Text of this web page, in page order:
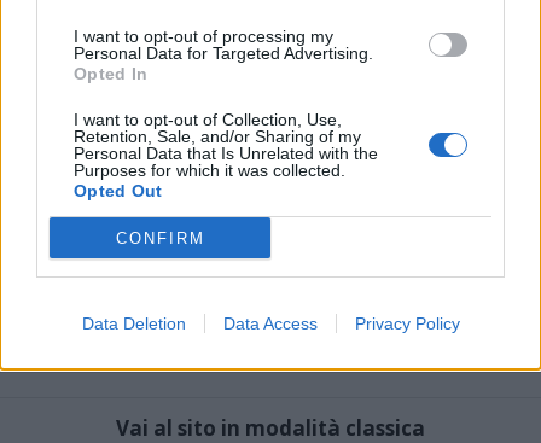
I want to opt-out of processing my
Personal Data for Targeted Advertising.
Opted In
I want to opt-out of Collection, Use,
Retention, Sale, and/or Sharing of my
Personal Data that Is Unrelated with the
Purposes for which it was collected.
Opted Out
CONFIRM
Data Deletion Data Access Privacy Policy
Vai al sito in modalità classica